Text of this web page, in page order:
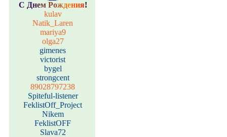
С Днем Рождения!
kulav
Natik_Laren
mariya9
olga27
gimenes
victorist
bygel
strongcent
89028797238
Spiteful-listener
FeklistOff_Project
Nikem
FeklistOFF
Slava72